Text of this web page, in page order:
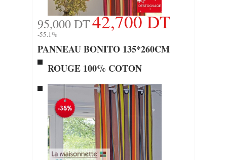
95,000 DT42,700 DT
-55.1%
PANNEAU BONITO 135*260CM
ROUGE 100% COTON